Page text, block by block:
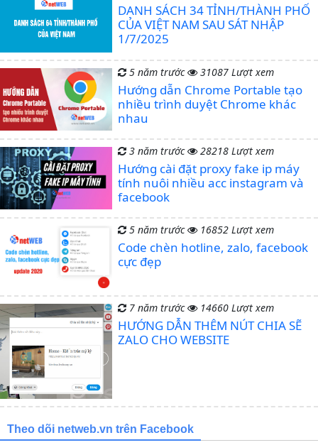
DANH SÁCH 34 TỈNH/THÀNH PHỐ
CỦA VIỆT NAM SAU SÁT NHẬP
1/7/2025
5 năm trước 31087 Lượt xem
Hướng dẫn Chrome Portable tạo
nhiều trình duyệt Chrome khác
nhau
3 năm trước 28218 Lượt xem
Hướng cài đặt proxy fake ip máy
tính nuôi nhiều acc instagram và
facebook
5 năm trước 16852 Lượt xem
Code chèn hotline, zalo, facebook
cực đẹp
7 năm trước 14660 Lượt xem
HƯỚNG DẪN THÊM NÚT CHIA SẼ
ZALO CHO WEBSITE
Theo dõi netweb.vn trên Facebook